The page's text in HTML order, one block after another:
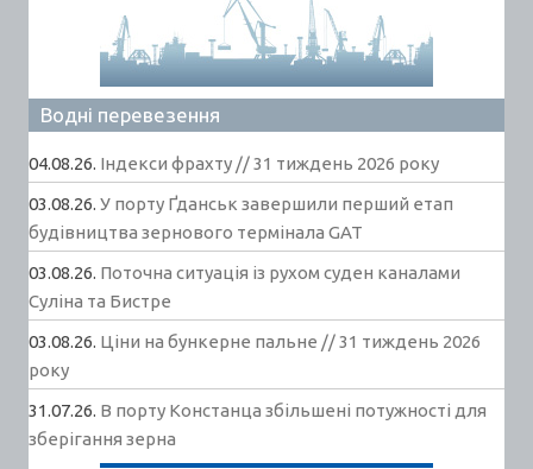
Водні перевезення
04.08.26. Індекси фрахту // 31 тиждень 2026 року
03.08.26. У порту Ґданськ завершили перший етап
будівництва зернового термінала GAT
03.08.26. Поточна ситуація із рухом суден каналами
Суліна та Бистре
03.08.26. Ціни на бункерне пальне // 31 тиждень 2026
року
31.07.26. В порту Констанца збільшені потужності для
зберігання зерна